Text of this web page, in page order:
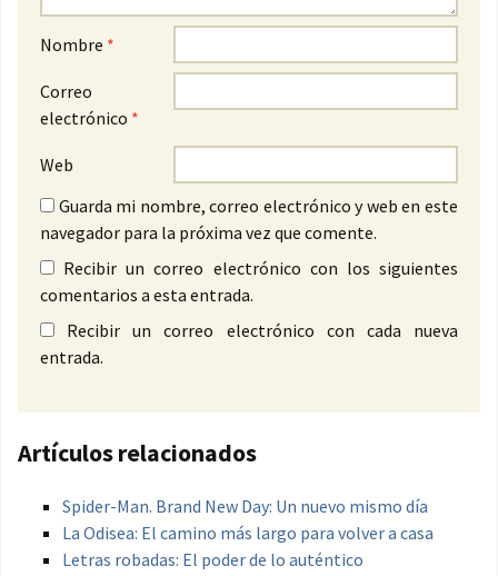
Nombre *
Correo
electrónico *
Web
Guarda mi nombre, correo electrónico y web en este
navegador para la próxima vez que comente.
Recibir un correo electrónico con los siguientes
comentarios a esta entrada.
Recibir un correo electrónico con cada nueva
entrada.
Artículos relacionados
Spider-Man. Brand New Day: Un nuevo mismo día
La Odisea: El camino más largo para volver a casa
Letras robadas: El poder de lo auténtico